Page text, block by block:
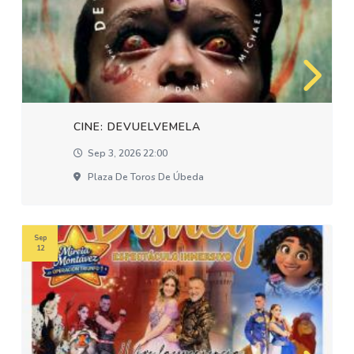
CINE: DEVUELVEMELA
Sep 3, 2026 22:00
Plaza De Toros De Úbeda
Sep
12